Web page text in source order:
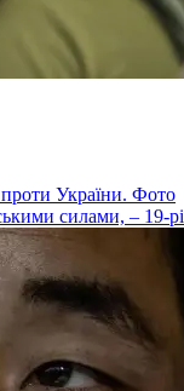
проти України. Фото
силами, – 19-